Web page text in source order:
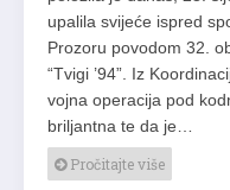
upalila svijeće ispred
Prozoru povodom 32.
“Tvigi ’94”. Iz
vojna operacija pod
briljantna te da je…
Pročitajte više